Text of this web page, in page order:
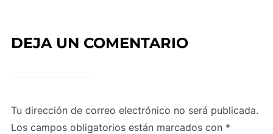
DEJA UN COMENTARIO
Tu dirección de correo electrónico no será publicada.
Los campos obligatorios están marcados con *